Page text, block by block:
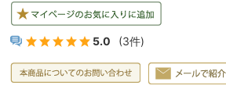
5.0 (3件)